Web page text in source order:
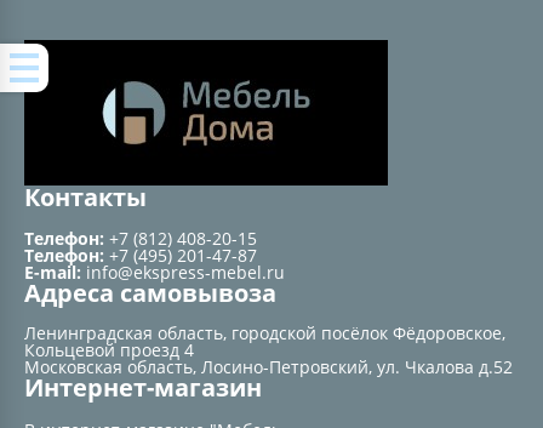
Контакты
Телефон: +7 (812) 408-20-15
Телефон: +7 (495) 201-47-87
E-mail: info@ekspress-mebel.ru
Адреса самовывоза
Ленинградская область, городской посёлок Фёдоровское,
Кольцевой проезд 4
Московская область, Лосино-Петровский, ул. Чкалова д.52
Интернет-магазин